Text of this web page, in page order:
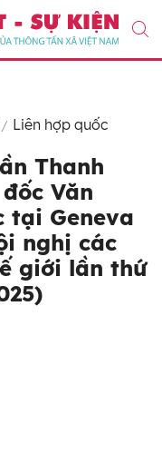
Liên hợp quốc
Thanh
Văn
tại Geneva
nghị các
giới lần thứ